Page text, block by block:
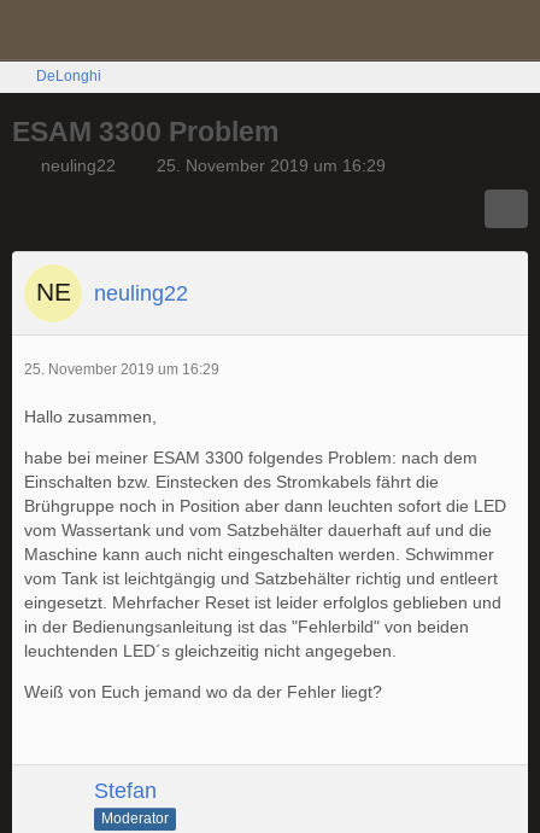
DeLonghi
ESAM 3300 Problem
neuling22 25. November 2019 um 16:29
neuling22
25. November 2019 um 16:29
Hallo zusammen,
habe bei meiner ESAM 3300 folgendes Problem: nach dem
Einschalten bzw. Einstecken des Stromkabels fährt die
Brühgruppe noch in Position aber dann leuchten sofort die LED
vom Wassertank und vom Satzbehälter dauerhaft auf und die
Maschine kann auch nicht eingeschalten werden. Schwimmer
vom Tank ist leichtgängig und Satzbehälter richtig und entleert
eingesetzt. Mehrfacher Reset ist leider erfolglos geblieben und
in der Bedienungsanleitung ist das "Fehlerbild" von beiden
leuchtenden LED´s gleichzeitig nicht angegeben.
Weiß von Euch jemand wo da der Fehler liegt?
Stefan
Moderator